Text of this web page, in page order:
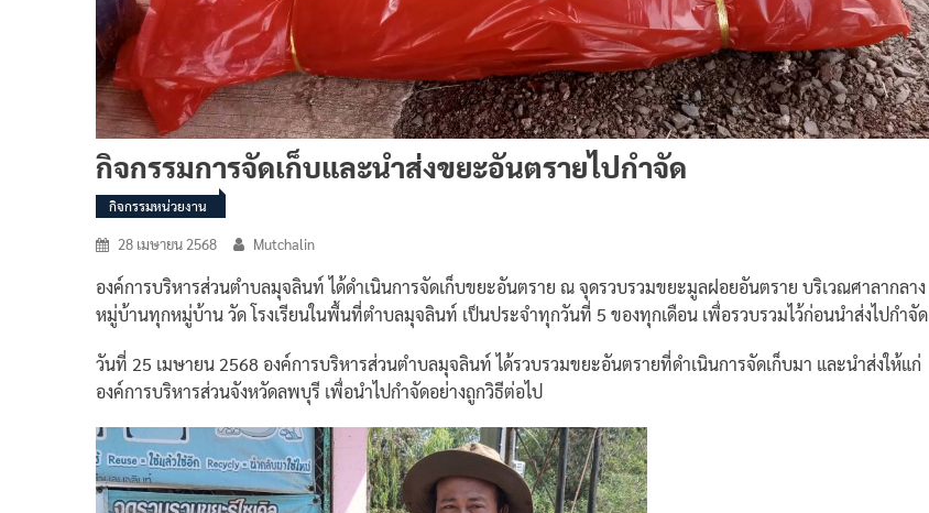
กิจกรรมการจัดเก็บและนำส่งขยะอันตรายไปกำจัด
กิจกรรมหน่วยงาน
28 เมษายน 2568 Mutchalin
องค์การบริหารส่วนตำบลมุจลินท์ ได้ดำเนินการจัดเก็บขยะอันตราย ณ จุดรวบรวมขยะมูลฝอยอันตราย บริเวณศาลากลาง
หมู่บ้านทุกหมู่บ้าน วัด โรงเรียนในพื้นที่ตำบลมุจลินท์ เป็นประจำทุกวันที่ 5 ของทุกเดือน เพื่อรวบรวมไว้ก่อนนำส่งไปกำจัด
วันที่ 25 เมษายน 2568 องค์การบริหารส่วนตำบลมุจลินท์ ได้รวบรวมขยะอันตรายที่ดำเนินการจัดเก็บมา และนำส่งให้แก่
องค์การบริหารส่วนจังหวัดลพบุรี เพื่อนำไปกำจัดอย่างถูกวิธีต่อไป